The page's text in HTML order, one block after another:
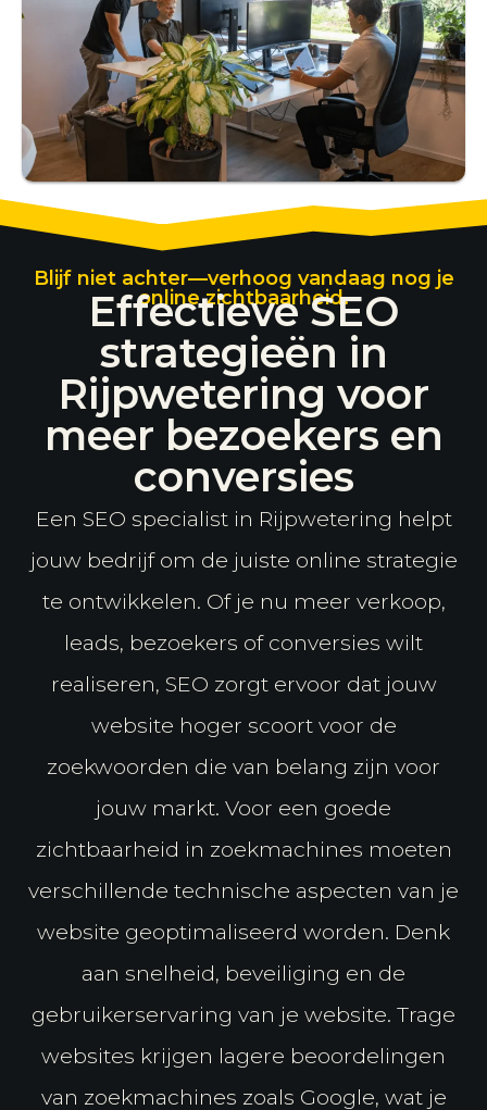
Blijf niet achter—verhoog vandaag nog je
online zichtbaarheid.
Effectieve SEO
strategieën in
Rijpwetering voor
meer bezoekers en
conversies
Een SEO specialist in Rijpwetering helpt
jouw bedrijf om de juiste online strategie
te ontwikkelen. Of je nu meer verkoop,
leads, bezoekers of conversies wilt
realiseren, SEO zorgt ervoor dat jouw
website hoger scoort voor de
zoekwoorden die van belang zijn voor
jouw markt. Voor een goede
zichtbaarheid in zoekmachines moeten
verschillende technische aspecten van je
website geoptimaliseerd worden. Denk
aan snelheid, beveiliging en de
gebruikerservaring van je website. Trage
websites krijgen lagere beoordelingen
van zoekmachines zoals Google, wat je